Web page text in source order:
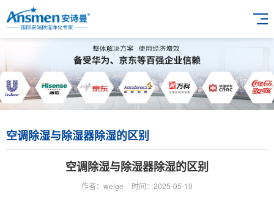
空调除湿与除湿器除湿的区别
空调除湿与除湿器除湿的区别
作者：weige 时间：2025-05-10